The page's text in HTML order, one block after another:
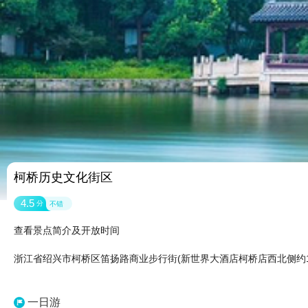
柯桥历史文化街区
4.5 分 不错
查看景点简介及开放时间
浙江省绍兴市柯桥区笛扬路商业步行街(新世界大酒店柯桥店西北侧
一日游